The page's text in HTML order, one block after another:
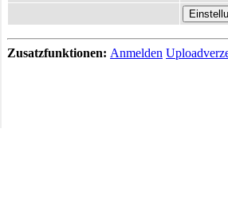
Zusatzfunktionen: Anmelden